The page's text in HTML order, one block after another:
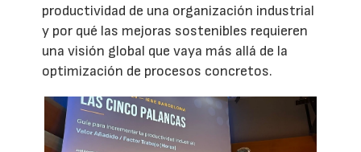
productividad de una organización industrial
y por qué las mejoras sostenibles requieren
una visión global que vaya más allá de la
optimización de procesos concretos.